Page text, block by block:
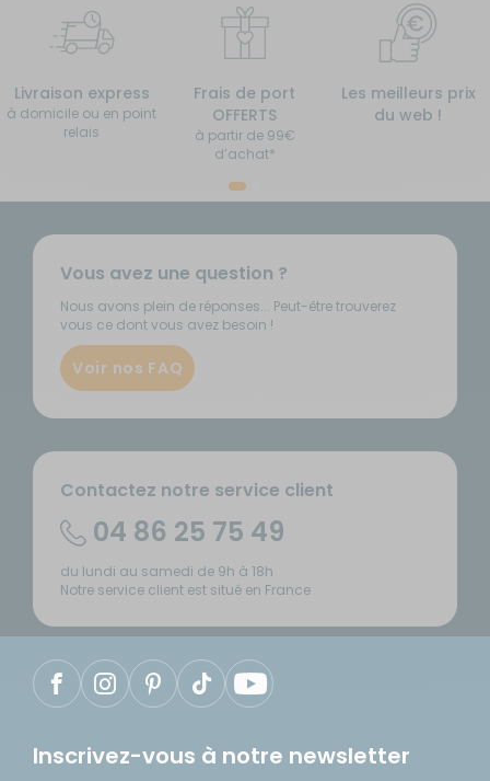
Livraison express
à domicile ou en point
relais
Frais de port
OFFERTS
à partir de 99€
d’achat*
Les meilleurs prix
du web !
Vous avez une question ?
Nous avons plein de réponses... Peut-être trouverez
vous ce dont vous avez besoin !
Voir nos FAQ
Contactez notre service client
04 86 25 75 49
du lundi au samedi de 9h à 18h
Notre service client est situé en France
Inscrivez-vous à notre newsletter